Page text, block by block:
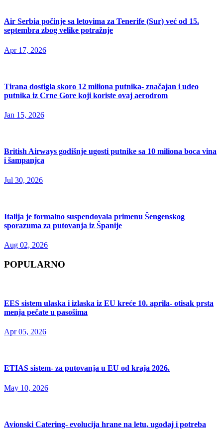
Air Serbia počinje sa letovima za Tenerife (Sur) već od 15.
septembra zbog velike potražnje
Apr 17, 2026
Tirana dostigla skoro 12 miliona putnika- značajan i udeo
putnika iz Crne Gore koji koriste ovaj aerodrom
Jan 15, 2026
British Airways godišnje ugosti putnike sa 10 miliona boca vina
i šampanjca
Jul 30, 2026
Italija je formalno suspendovala primenu Šengenskog
sporazuma za putovanja iz Španije
Aug 02, 2026
POPULARNO
EES sistem ulaska i izlaska iz EU kreće 10. aprila- otisak prsta
menja pečate u pasošima
Apr 05, 2026
ETIAS sistem- za putovanja u EU od kraja 2026.
May 10, 2026
Avionski Catering- evolucija hrane na letu, ugođaj i potreba